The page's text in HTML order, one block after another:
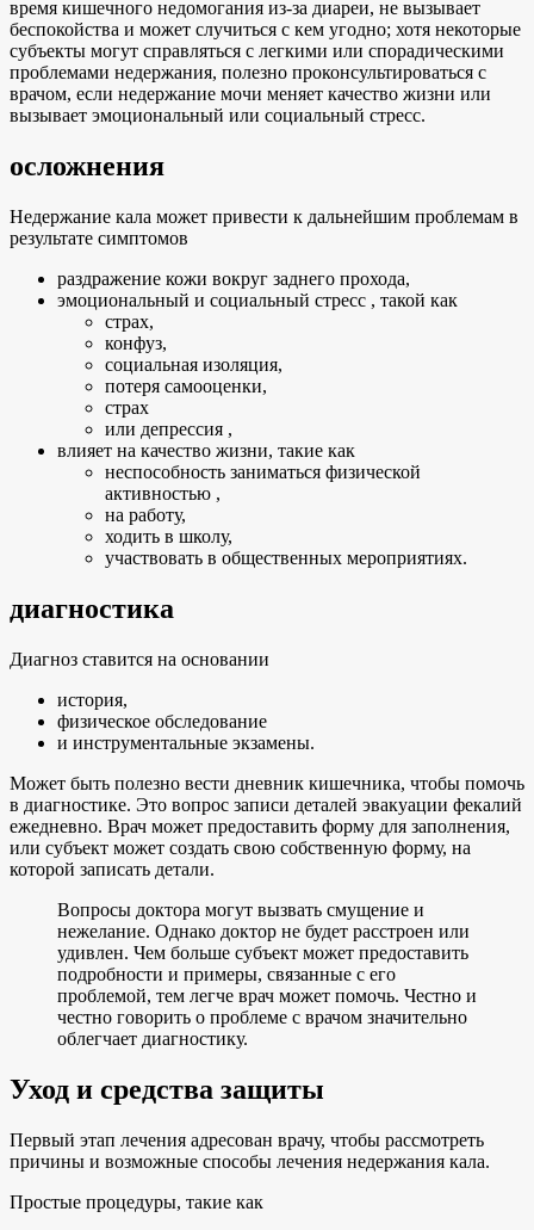
время кишечного недомогания из-за диареи, не вызывает
беспокойства и может случиться с кем угодно; хотя некоторые
субъекты могут справляться с легкими или спорадическими
проблемами недержания, полезно проконсультироваться с
врачом, если недержание мочи меняет качество жизни или
вызывает эмоциональный или социальный стресс.
осложнения
Недержание кала может привести к дальнейшим проблемам в
результате симптомов
раздражение кожи вокруг заднего прохода,
эмоциональный и социальный стресс , такой как
страх,
конфуз,
социальная изоляция,
потеря самооценки,
страх
или депрессия ,
влияет на качество жизни, такие как
неспособность заниматься физической
активностью ,
на работу,
ходить в школу,
участвовать в общественных мероприятиях.
диагностика
Диагноз ставится на основании
история,
физическое обследование
и инструментальные экзамены.
Может быть полезно вести дневник кишечника, чтобы помочь
в диагностике. Это вопрос записи деталей эвакуации фекалий
ежедневно. Врач может предоставить форму для заполнения,
или субъект может создать свою собственную форму, на
которой записать детали.
Вопросы доктора могут вызвать смущение и
нежелание. Однако доктор не будет расстроен или
удивлен. Чем больше субъект может предоставить
подробности и примеры, связанные с его
проблемой, тем легче врач может помочь. Честно и
честно говорить о проблеме с врачом значительно
облегчает диагностику.
Уход и средства защиты
Первый этап лечения адресован врачу, чтобы рассмотреть
причины и возможные способы лечения недержания кала.
Простые процедуры, такие как